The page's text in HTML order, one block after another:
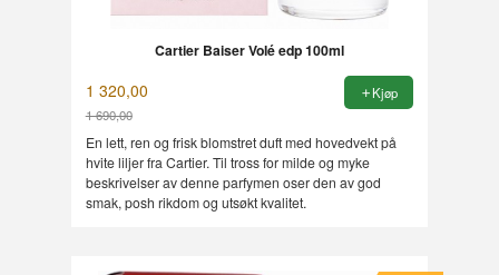
Cartier Baiser Volé edp 100ml
1 320,00
1 690,00
Rabatt
Kjøp
En lett, ren og frisk blomstret duft med hovedvekt på
hvite liljer fra Cartier. Til tross for milde og myke
beskrivelser av denne parfymen oser den av god
smak, posh rikdom og utsøkt kvalitet.